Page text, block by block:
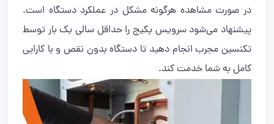
در صورت مشاهده هرگونه مشکل در عملکرد دستگاه است.
پیشنهاد می‌شود سرویس پکیج را حداقل سالی یک بار توسط
تکنسین مجرب انجام دهید تا دستگاه بدون نقص و با کارایی
کامل به شما خدمت کند.